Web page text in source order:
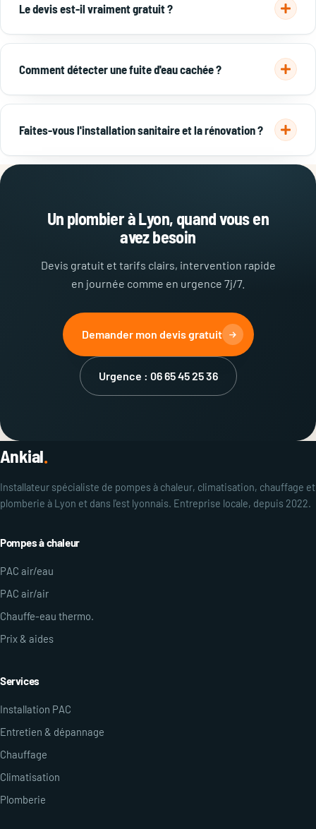
souvent en une seule intervention.
Le devis est-il vraiment gratuit ?
Oui, devis gratuit et sans engagement. Le prix est annoncé
Comment détecter une fuite d'eau cachée ?
Consommation anormale, trace d'humidité, mur qui gonfle.
traceur).Recherche de fuite →
Faites-vous l'installation sanitaire et la rénovation ?
Oui : pose de tuyauterie, installation sanitaire et rénovation
Un plombier à Lyon, quand vous en
avez besoin
Devis gratuit et tarifs clairs, intervention rapide
en journée comme en urgence 7j/7.
Demander mon devis gratuit
Urgence : 06 65 45 25 36
Ankial.
Installateur spécialiste de pompes à chaleur, climatisation, chauffage et
plomberie à Lyon et dans l'est lyonnais. Entreprise locale, depuis 2022.
Pompes à chaleur
PAC air/eau
PAC air/air
Chauffe-eau thermo.
Prix & aides
Services
Installation PAC
Entretien & dépannage
Chauffage
Climatisation
Plomberie